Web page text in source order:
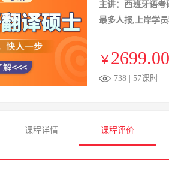
主讲：西班牙语考
最多人报,上岸学
￥ 2699.00
738 | 57课时
课程详情 课程评价